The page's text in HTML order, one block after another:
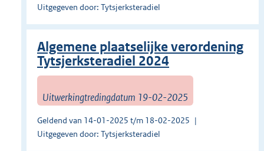
Uitgegeven door: Tytsjerksteradiel
Algemene plaatselijke verordening
Tytsjerksteradiel 2024
Uitwerkingtredingdatum 19-02-2025
Geldend van 14-01-2025 t/m 18-02-2025
Uitgegeven door: Tytsjerksteradiel